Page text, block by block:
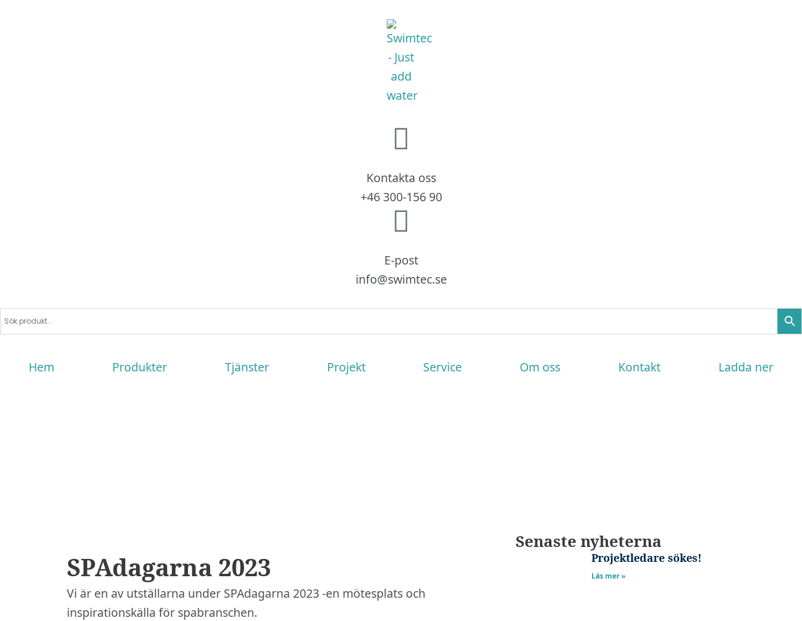
Kontakta oss
+46 300-156 90
E-post
info@swimtec.se
Hem Produkter Tjänster Projekt Service Om oss Kontakt Ladda ner
SPAdagarna 2023
Vi är en av utställarna under SPAdagarna 2023 -en mötesplats och
inspirationskälla för spabranschen.
Senaste nyheterna
Projektledare sökes!
Läs mer »